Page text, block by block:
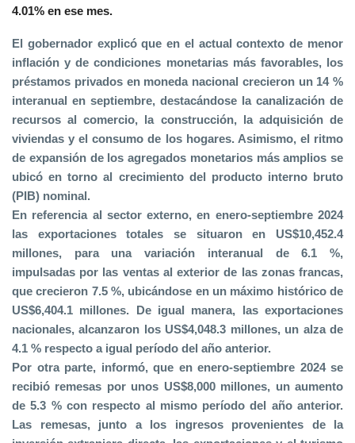
4.01% en ese mes.
El gobernador explicó que en el actual contexto de menor
inflación y de condiciones monetarias más favorables, los
préstamos privados en moneda nacional crecieron un 14 %
interanual en septiembre, destacándose la canalización de
recursos al comercio, la construcción, la adquisición de
viviendas y el consumo de los hogares. Asimismo, el ritmo
de expansión de los agregados monetarios más amplios se
ubicó en torno al crecimiento del producto interno bruto
(PIB) nominal.
En referencia al sector externo, en enero-septiembre 2024
las exportaciones totales se situaron en US$10,452.4
millones, para una variación interanual de 6.1 %,
impulsadas por las ventas al exterior de las zonas francas,
que crecieron 7.5 %, ubicándose en un máximo histórico de
US$6,404.1 millones. De igual manera, las exportaciones
nacionales, alcanzaron los US$4,048.3 millones, un alza de
4.1 % respecto a igual período del año anterior.
Por otra parte, informó, que en enero-septiembre 2024 se
recibió remesas por unos US$8,000 millones, un aumento
de 5.3 % con respecto al mismo período del año anterior.
Las remesas, junto a los ingresos provenientes de la